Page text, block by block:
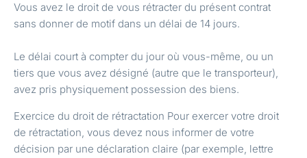
Vous avez le droit de vous rétracter du présent contrat
sans donner de motif dans un délai de 14 jours.
Le délai court à compter du jour où vous-même, ou un
tiers que vous avez désigné (autre que le transporteur),
avez pris physiquement possession des biens.
Exercice du droit de rétractation Pour exercer votre droit
de rétractation, vous devez nous informer de votre
décision par une déclaration claire (par exemple, lettre